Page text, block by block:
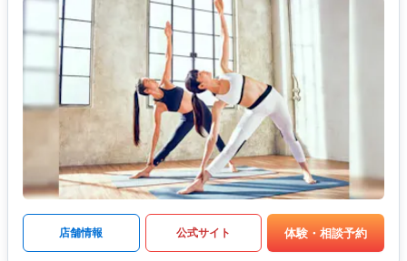
店舗情報 公式サイト 体験・相談予約